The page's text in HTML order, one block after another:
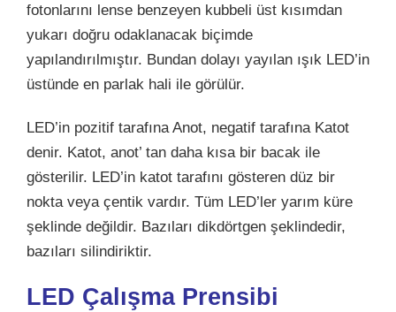
fotonlarını lense benzeyen kubbeli üst kısımdan
yukarı doğru odaklanacak biçimde
yapılandırılmıştır. Bundan dolayı yayılan ışık LED’in
üstünde en parlak hali ile görülür.
LED’in pozitif tarafına Anot, negatif tarafına Katot
denir. Katot, anot’ tan daha kısa bir bacak ile
gösterilir. LED’in katot tarafını gösteren düz bir
nokta veya çentik vardır. Tüm LED’ler yarım küre
şeklinde değildir. Bazıları dikdörtgen şeklindedir,
bazıları silindiriktir.
LED Çalışma Prensibi